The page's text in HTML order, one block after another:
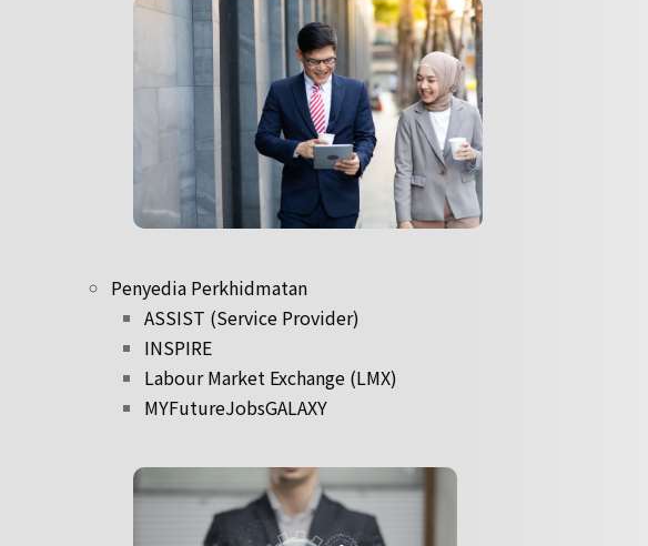
Penyedia Perkhidmatan
ASSIST (Service Provider)
INSPIRE
Labour Market Exchange (LMX)
MYFutureJobsGALAXY